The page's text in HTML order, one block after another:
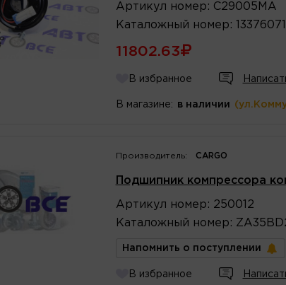
Артикул номер : C29005MA
Каталожный номер : 13376071
11802.63
В избранное
В магазине: в наличии
Производитель: CARGO
Подшипник компрессора
Артикул номер : 250012
Каталожный номер :
Напомнить о поступлении
В избранное